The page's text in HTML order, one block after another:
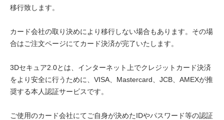
移行致します。
カード会社の取り決めにより移行しない場合もあります。その場
合はご注文ページにてカード決済が完了いたします。
3Dセキュア2.0とは、インターネット上でクレジットカード決済
をより安全に行うために、VISA、Mastercard、JCB、AMEXが推
奨する本人認証サービスです。
ご使用のカード会社にてご自身が決めたIDやパスワード等の認証